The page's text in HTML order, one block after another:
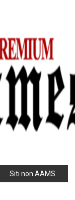
Siti non AAMS